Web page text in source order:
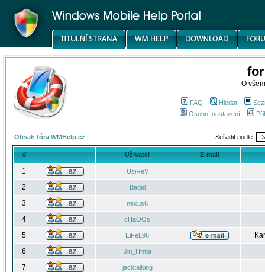
O
FAQ Hledat
Osobní nastavení
Obsah fóra WMHelp.cz Seřadit podle:
# Uživatel E-mail
1 UsiReV
2 Badel
3 nexus6
4 cHaOOs
5 EiFeL96
6
Jiri_Hrma
7 jacktalking